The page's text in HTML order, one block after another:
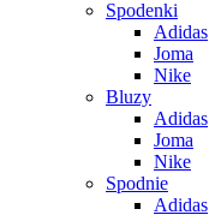
Spodenki
Adidas
Joma
Nike
Bluzy
Adidas
Joma
Nike
Spodnie
Adidas